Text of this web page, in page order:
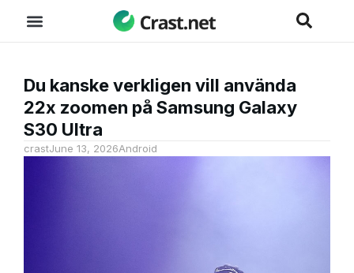
Du kanske verkligen vill använda
22x zoomen på Samsung Galaxy
S30 Ultra
crastJune 13, 2026Android